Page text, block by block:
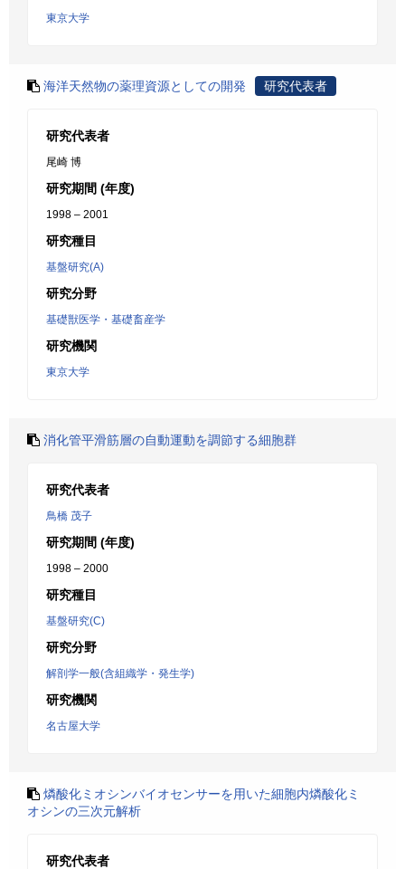
東京大学
海洋天然物の薬理資源としての開発 研究代表者
研究代表者
尾崎 博
研究期間 (年度)
1998 – 2001
研究種目
基盤研究(A)
研究分野
基礎獣医学・基礎畜産学
研究機関
東京大学
消化管平滑筋層の自動運動を調節する細胞群
研究代表者
鳥橋 茂子
研究期間 (年度)
1998 – 2000
研究種目
基盤研究(C)
研究分野
解剖学一般(含組織学・発生学)
研究機関
名古屋大学
燐酸化ミオシンバイオセンサーを用いた細胞内燐酸化ミ
オシンの三次元解析
研究代表者